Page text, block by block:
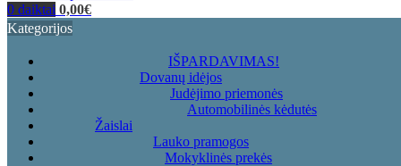
0 daiktai 0,00€
Kategorijos
IŠPARDAVIMAS!
Dovanų idėjos
Judėjimo priemonės
Automobilinės kėdutės
Žaislai
Lauko pramogos
Mokyklinės prekės